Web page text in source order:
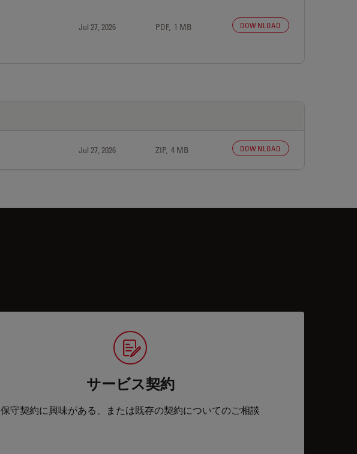
Jul 27, 2026 PDF, 1 MB DOWNLOAD
Jul 27, 2026 ZIP, 4 MB DOWNLOAD
サービス契約
保守契約に興味がある、または既存の契約についてのご相談